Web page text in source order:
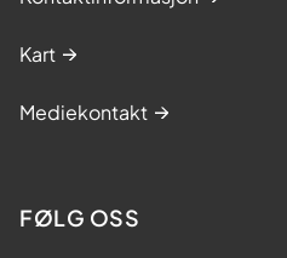
Kart
Mediekontakt
FØLG OSS